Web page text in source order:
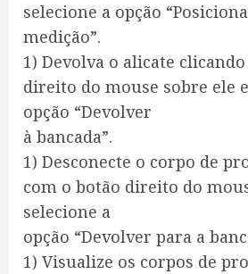
selecione a opção
medição”.
1) Devolva o alicate
direito do mouse sobre ele
opção “Devolver
à bancada”.
1) Desconecte o corpo de
com o botão direito do
selecione a
opção “Devolver para a
1) Visualize os corpos de